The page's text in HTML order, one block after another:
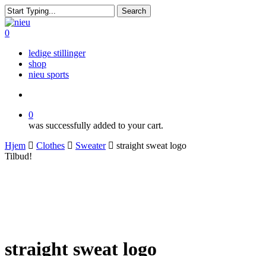
Skip
to
main
Search
Close
Search
search
0
ledige stillinger
shop
nieu sports
0
was successfully added to your cart.
Hjem
Clothes Sweater
straight sweat logo
Tilbud!
straight sweat logo